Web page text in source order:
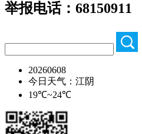
举报电话：68150911
20260608
今日天气：江阴
19℃~24℃